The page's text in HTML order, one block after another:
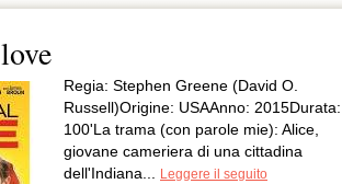
Regia: Stephen Greene (David O.
Russell)Origine: USAAnno: 2015Durata:
100'La trama (con parole mie): Alice,
giovane cameriera di una cittadina
dell'Indiana...
Leggere il seguito